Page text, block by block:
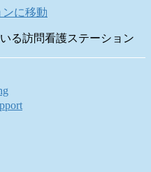
に移動
る訪問看護ステーション